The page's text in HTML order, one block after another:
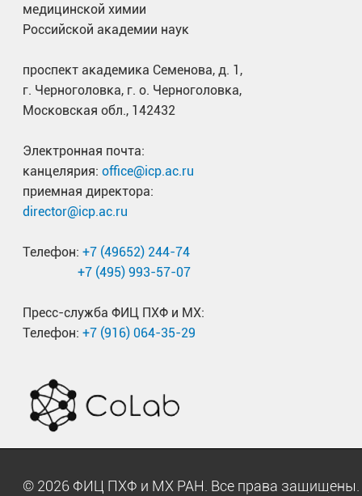
медицинской химии
Российской академии наук
проспект академика Семенова, д. 1,
г. Черноголовка, г. о. Черноголовка,
Московская обл., 142432
Электронная почта:
канцелярия: office@icp.ac.ru
приемная директора:
director@icp.ac.ru
Телефон: +7 (49652) 244-74
+7 (495) 993-57-07
Пресс-служба ФИЦ ПХФ и МХ:
Телефон: +7 (916) 064-35-29
© 2026 ФИЦ ПХФ и МХ РАН. Все права